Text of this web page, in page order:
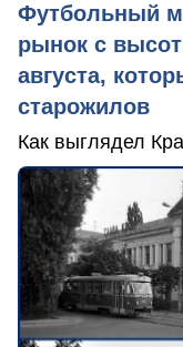
Футбольный
рынок с
августа,
старожилов
Как выглядел